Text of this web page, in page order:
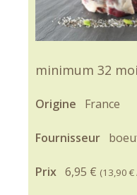
minimum 32
Origine France
Fournisseur
Prix 6,95 € (13,90 €